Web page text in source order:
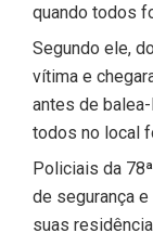
quando todos
Segundo ele,
vítima e
antes de
todos no local
Policiais da
de segurança
suas